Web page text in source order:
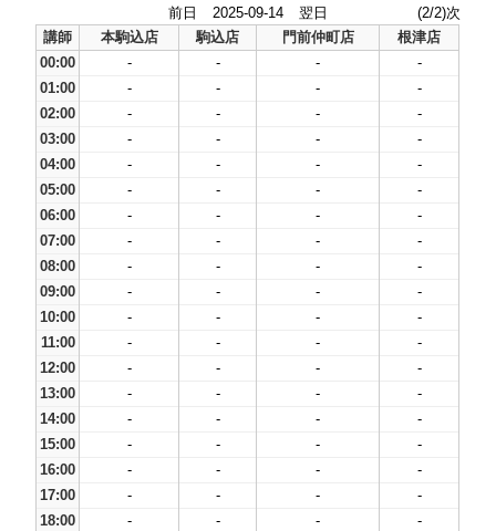
前日 2025-09-14 翌日
(2/2)次
講師
本駒込店 駒込店 門前仲町店
根津店
00:00
- - -
-
01:00
- - -
-
02:00
- - -
-
03:00
- - -
-
04:00
- - -
-
05:00
- - -
-
06:00
- - -
-
07:00
- - -
-
08:00
- - -
-
09:00
- - -
-
10:00
- - -
-
11:00
- - -
-
12:00
- - -
-
13:00
- - -
-
14:00
- - -
-
15:00
- - -
-
16:00
- - -
-
17:00
- - -
-
18:00
- - -
-